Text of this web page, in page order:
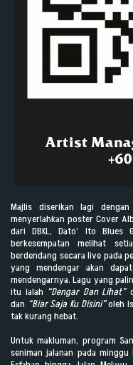
Majlis diserikan lagi
menyerlahkan poster Cover
dari DBKL, Dato’ Ito Blues
berkesempatan melihat
berdendang secara live pada
yang mendengar akan
mendengarnya. Lagu yang
itu ialah “Dengar Dan Lihat”
dan “Biar Saja Ku Disini”oleh
tak kurang hebat.
Untuk makluman, program
seniman jalanan pada